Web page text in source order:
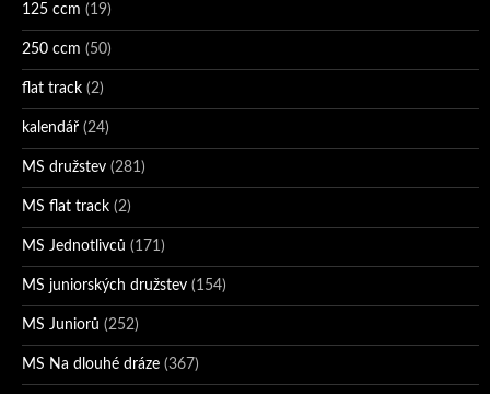
125 ccm (19)
250 ccm (50)
flat track (2)
kalendář (24)
MS družstev (281)
MS flat track (2)
MS Jednotlivců (171)
MS juniorských družstev (154)
MS Juniorů (252)
MS Na dlouhé dráze (367)